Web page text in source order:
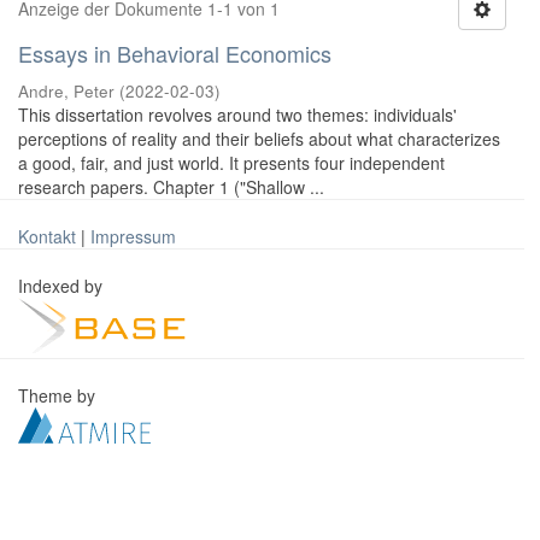
Anzeige der Dokumente 1-1 von 1
Essays in Behavioral Economics
Andre, Peter (2022-02-03)
This dissertation revolves around two themes: individuals'
perceptions of reality and their beliefs about what characterizes
a good, fair, and just world. It presents four independent
research papers. Chapter 1 ("Shallow ...
Kontakt | Impressum
Indexed by
Theme by